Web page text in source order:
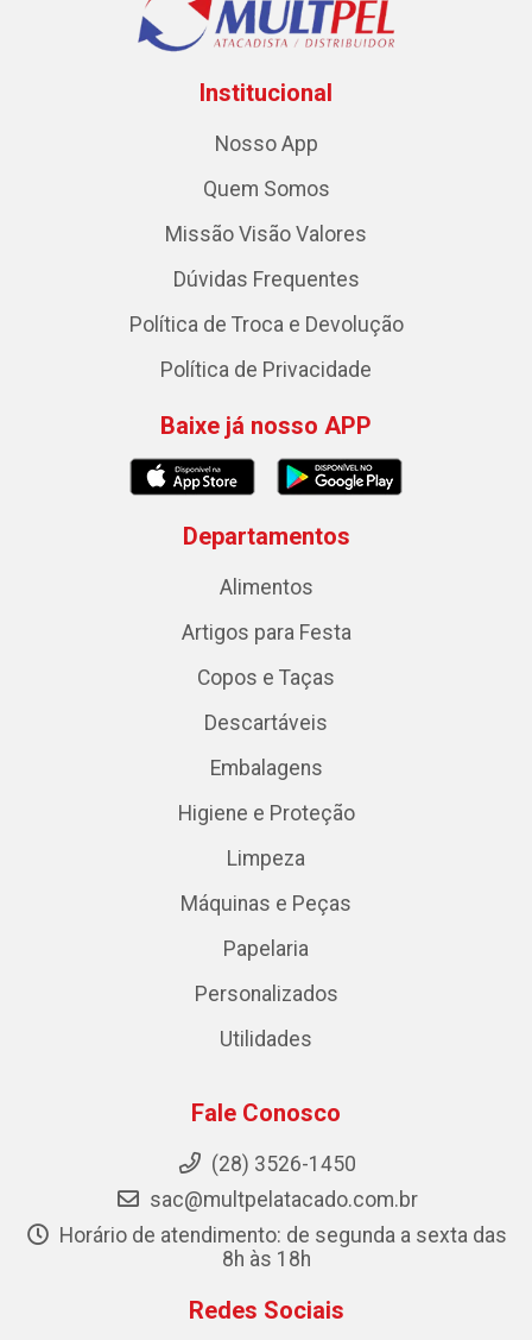
Institucional
Nosso App
Quem Somos
Missão Visão Valores
Dúvidas Frequentes
Política de Troca e Devolução
Política de Privacidade
Baixe já nosso APP
Departamentos
Alimentos
Artigos para Festa
Copos e Taças
Descartáveis
Embalagens
Higiene e Proteção
Limpeza
Máquinas e Peças
Papelaria
Personalizados
Utilidades
Fale Conosco
(28) 3526-1450
sac@multpelatacado.com.br
Horário de atendimento: de segunda a sexta das
8h às 18h
Redes Sociais